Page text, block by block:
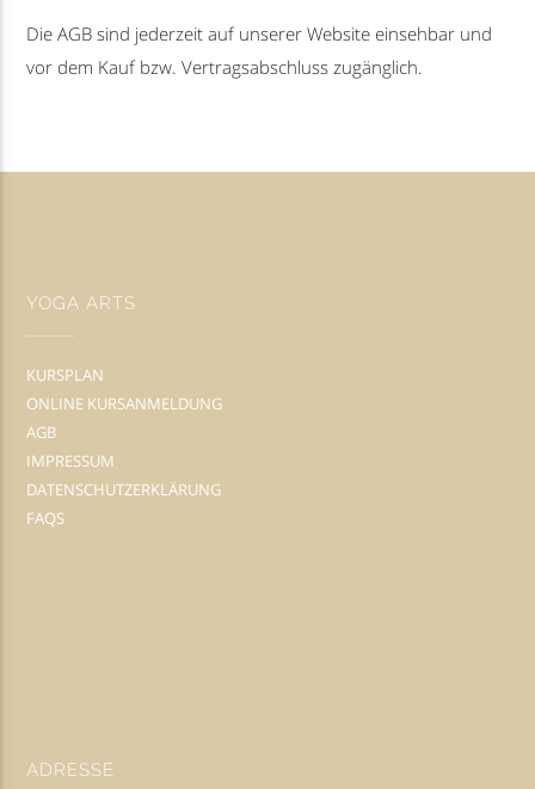
Die AGB sind jederzeit auf unserer Website einsehbar und
vor dem Kauf bzw. Vertragsabschluss zugänglich.
YOGA ARTS
KURSPLAN
ONLINE KURSANMELDUNG
AGB
IMPRESSUM
DATENSCHUTZERKLÄRUNG
FAQS
ADRESSE